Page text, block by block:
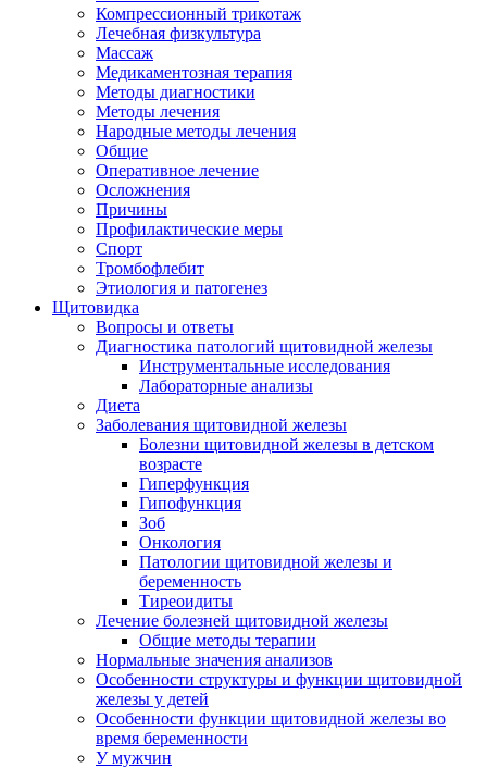
Компрессионный трикотаж
Лечебная физкультура
Массаж
Медикаментозная терапия
Методы диагностики
Методы лечения
Народные методы лечения
Общие
Оперативное лечение
Осложнения
Причины
Профилактические меры
Спорт
Тромбофлебит
Этиология и патогенез
Щитовидка
Вопросы и ответы
Диагностика патологий щитовидной железы
Инструментальные исследования
Лабораторные анализы
Диета
Заболевания щитовидной железы
Болезни щитовидной железы в детском
возрасте
Гиперфункция
Гипофункция
Зоб
Онкология
Патологии щитовидной железы и
беременность
Тиреоидиты
Лечение болезней щитовидной железы
Общие методы терапии
Нормальные значения анализов
Особенности структуры и функции щитовидной
железы у детей
Особенности функции щитовидной железы во
время беременности
У мужчин